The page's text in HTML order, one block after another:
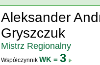
Aleksander
Gryszczuk
Mistrz Regionalny
Współczynnik WK = 3